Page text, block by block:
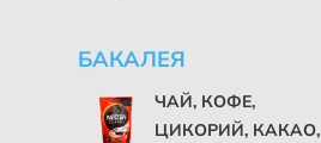
БАКАЛЕЯ
ЧАЙ, КОФЕ,
ЦИКОРИЙ, КАКАО,